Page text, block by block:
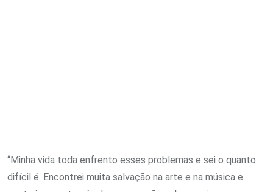
“Minha vida toda enfrento esses problemas e sei o quanto
difícil é. Encontrei muita salvação na arte e na música e